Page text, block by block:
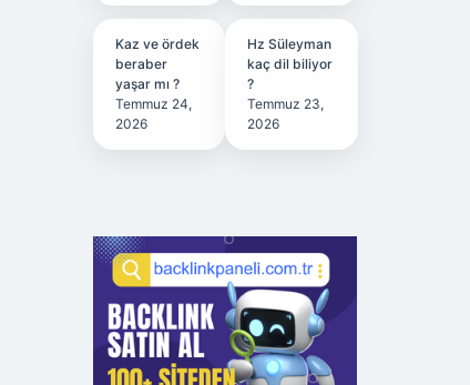
Kaz ve ördek
beraber
yaşar mı ?
Temmuz 24,
2026
Hz Süleyman
kaç dil biliyor
?
Temmuz 23,
2026